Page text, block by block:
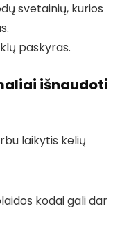
svetainių, kurios
paskyras.
išnaudoti
laikytis kelių
kodai gali dar